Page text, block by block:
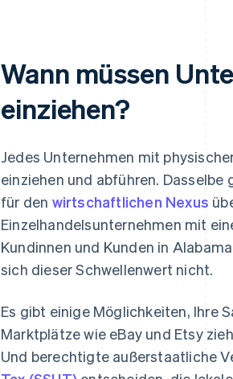
Wann müssen
einziehen?
Jedes Unternehmen mit
einziehen und abführen.
für den wirtschaftlichen Nexus
Einzelhandelsunternehmen mit
Kundinnen und Kunden in
sich dieser Schwellenwert nicht.
Es gibt einige Möglichkeiten, Ihre
Marktplätze wie eBay und Etsy
Und berechtigte außerstaatliche